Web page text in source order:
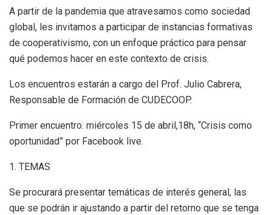
A partir de la pandemia que atravesamos como sociedad
global, les invitamos a participar de instancias formativas
de cooperativismo, con un enfoque práctico para pensar
qué podemos hacer en este contexto de crisis.
Los encuentros estarán a cargo del Prof. Julio Cabrera,
Responsable de Formación de CUDECOOP.
Primer encuentro: miércoles 15 de abril,18h, “Crisis como
oportunidad” por Facebook live.
1. TEMAS
Se procurará presentar temáticas de interés general, las
que se podrán ir ajustando a partir del retorno que se tenga